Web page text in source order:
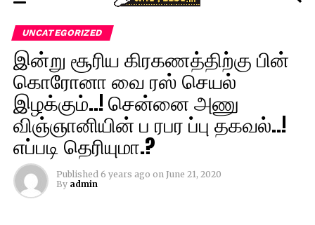
UNCATEGORIZED
இன்று சூரிய கிரகணத்திற்கு பின்
கொரோனா வை ரஸ் செயல்
இழக்கும்..! சென்னை அணு
விஞ்ஞானியின் ப ரபர ப்பு தகவல்..!
எப்படி தெரியுமா.?
Published 6 years ago on June 21, 2020
By admin